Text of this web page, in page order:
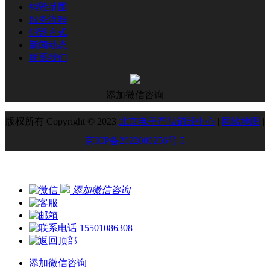
销毁范围
服务流程
销毁方式
新闻动态
联系我们
添加微信咨询
版权所有 Copyright © 2023 北京电子产品销毁中心 | 网站地图 |
京ICP备2022000256号-5
添加微信咨询
15501086308
添加微信咨询